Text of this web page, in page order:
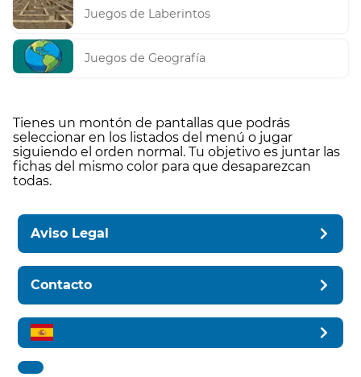
Juegos de Laberintos
Juegos de Geografía
Tienes un montón de pantallas que podrás
seleccionar en los listados del menú o jugar
siguiendo el orden normal. Tu objetivo es juntar las
fichas del mismo color para que desaparezcan
todas.
Aviso Legal
Contacto